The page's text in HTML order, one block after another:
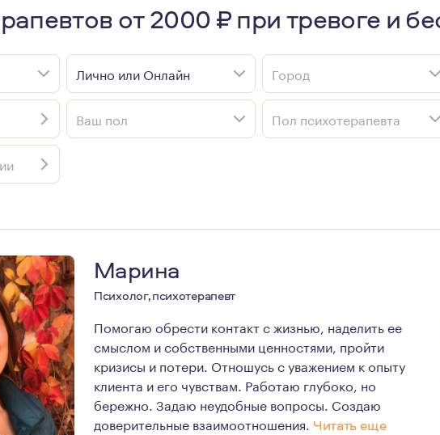
от 2000 ₽ при тревоге и
Лично или Онлайн Город
Ваш пол Пол психотерапевта
Марина
Психолог, психотерапевт
Помогаю обрести контакт с жизнью, наделить ее
смыслом и собственными ценностями, пройти
кризисы и потери. Отношусь с уважением к опыту
клиента и его чувствам. Работаю глубоко, но
бережно. Задаю неудобные вопросы. Создаю
доверительные взаимоотношения. Читать еще